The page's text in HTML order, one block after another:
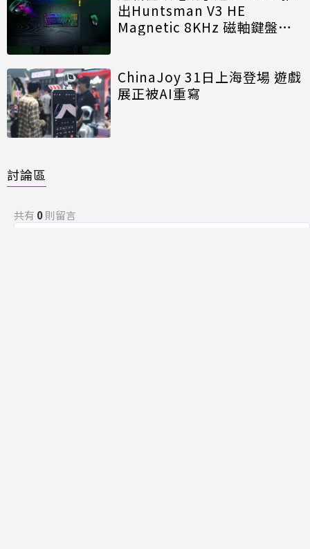
出Huntsman V3 HE
Magnetic 8KHz 磁軸鍵盤效
ChinaJoy 31日上海登場 遊戲
展正被AI重寫
討論區
共有 0則留言